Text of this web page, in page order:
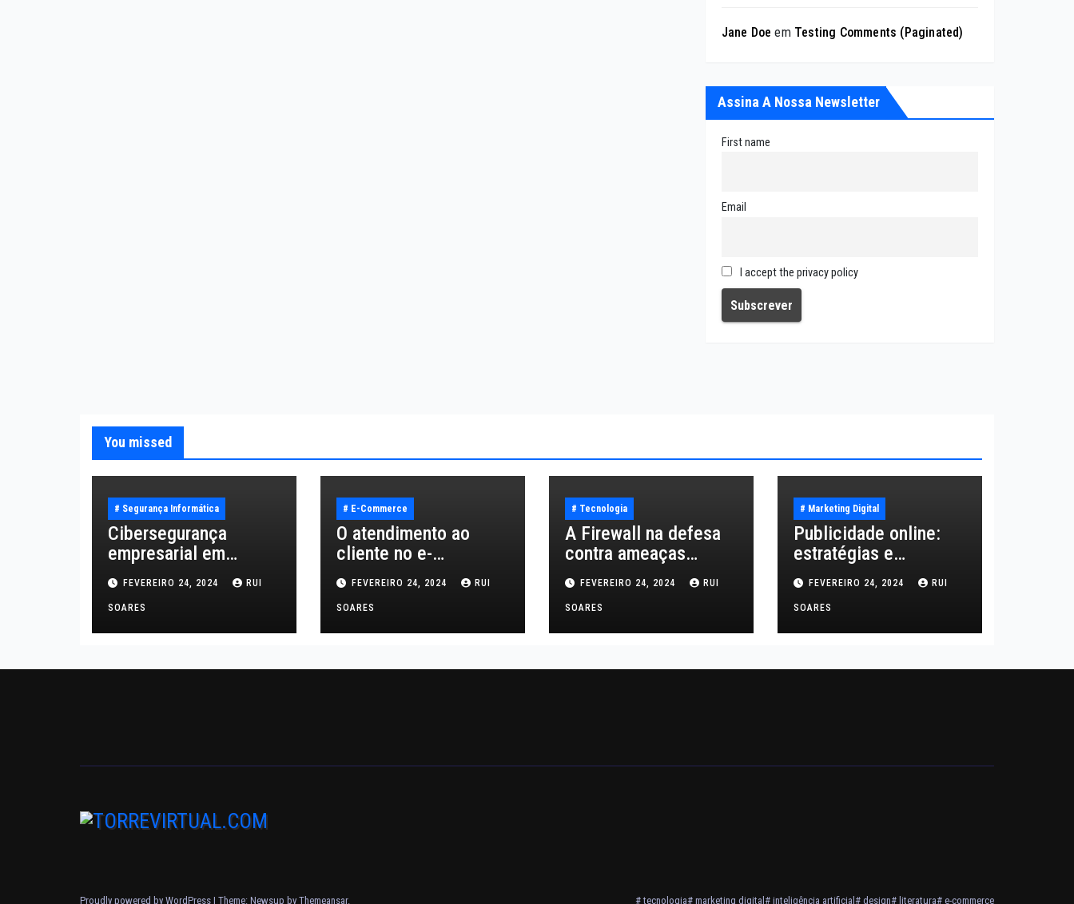
Jane Doe em Testing Comments (Paginated)
Assina A Nossa Newsletter
First name
Email
I accept the privacy policy
You missed
# Segurança Informática
Cibersegurança
empresarial em
Portugal: desafios e
melhores práticas
FEVEREIRO 24, 2024 RUI
SOARES
# E-Commerce
O atendimento ao
cliente no e-
commerce
FEVEREIRO 24, 2024 RUI
SOARES
# Tecnologia
A Firewall na defesa
contra ameaças
cibernéticas
FEVEREIRO 24, 2024 RUI
SOARES
# Marketing Digital
Publicidade online:
estratégias e
tendências
FEVEREIRO 24, 2024 RUI
SOARES
Proudly powered by WordPress | Theme: Newsup by Themeansar. # tecnologia# marketing digital # inteligência artificial # design# literatura# e-commerce